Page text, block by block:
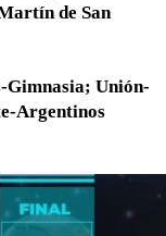
de San
Gimnasia; Unión-
Argentinos